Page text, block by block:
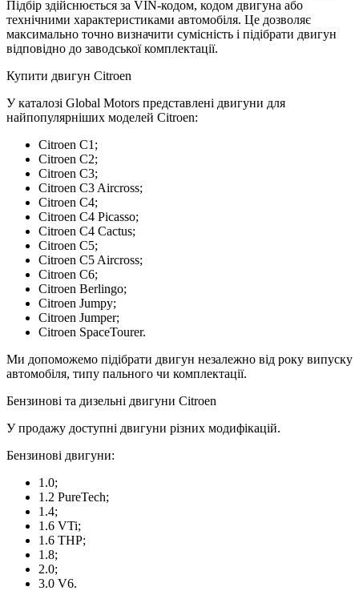
Підбір здійснюється за VIN-кодом, кодом двигуна або
технічними характеристиками автомобіля. Це дозволяє
максимально точно визначити сумісність і підібрати двигун
відповідно до заводської комплектації.
Купити двигун Citroen
У каталозі Global Motors представлені двигуни для
найпопулярніших моделей Citroen:
Citroen C1;
Citroen C2;
Citroen C3;
Citroen C3 Aircross;
Citroen C4;
Citroen C4 Picasso;
Citroen C4 Cactus;
Citroen C5;
Citroen C5 Aircross;
Citroen C6;
Citroen Berlingo;
Citroen Jumpy;
Citroen Jumper;
Citroen SpaceTourer.
Ми допоможемо підібрати двигун незалежно від року випуску
автомобіля, типу пального чи комплектації.
Бензинові та дизельні двигуни Citroen
У продажу доступні двигуни різних модифікацій.
Бензинові двигуни:
1.0;
1.2 PureTech;
1.4;
1.6 VTi;
1.6 THP;
1.8;
2.0;
3.0 V6.